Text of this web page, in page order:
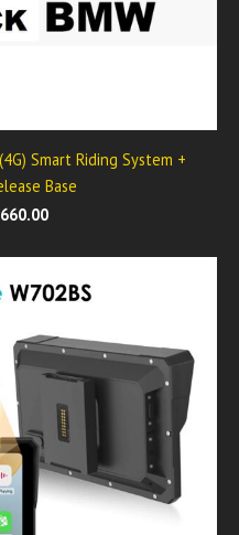
Smart Riding System +
Base